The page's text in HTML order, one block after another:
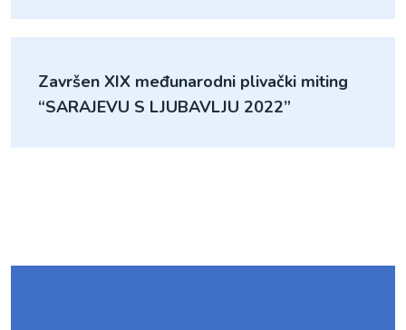
Završen XIX međunarodni plivački miting
“SARAJEVU S LJUBAVLJU 2022”